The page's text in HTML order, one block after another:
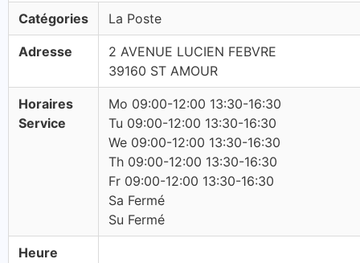
Catégories La Poste
Adresse
2 AVENUE LUCIEN FEBVRE
39160 ST AMOUR
Horaires
Service
Mo 09:00-12:00 13:30-16:30
Tu 09:00-12:00 13:30-16:30
We 09:00-12:00 13:30-16:30
Th 09:00-12:00 13:30-16:30
Fr 09:00-12:00 13:30-16:30
Sa Fermé
Su Fermé
Heure